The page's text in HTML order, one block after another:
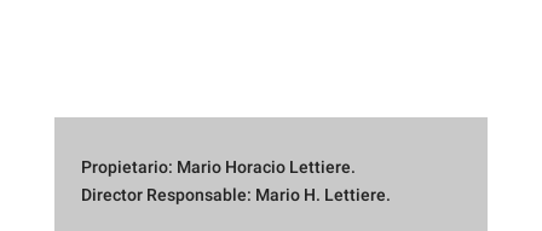
Propietario: Mario Horacio Lettiere.
Director Responsable: Mario H. Lettiere.